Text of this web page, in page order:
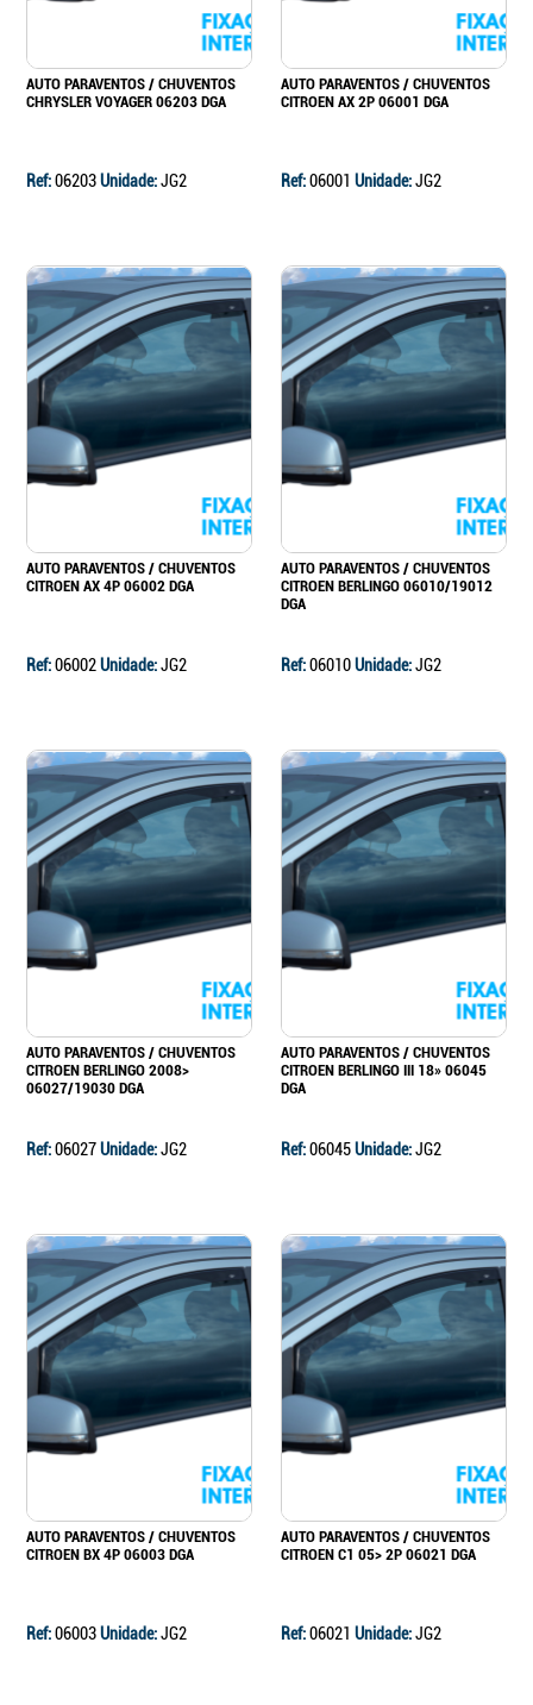
AUTO PARAVENTOS / CHUVENTOS
CHRYSLER VOYAGER 06203 DGA
Ref:06203Unidade:JG2
AUTO PARAVENTOS / CHUVENTOS
CITROEN AX 2P 06001 DGA
Ref:06001 Unidade:JG2
AUTO PARAVENTOS / CHUVENTOS
CITROEN AX 4P 06002 DGA
Ref:06002Unidade:JG2
AUTO PARAVENTOS / CHUVENTOS
CITROEN BERLINGO 06010/19012
DGA
Ref:06010Unidade:JG2
AUTO PARAVENTOS / CHUVENTOS
CITROEN BERLINGO 2008>
06027/19030 DGA
Ref:06027Unidade:JG2
AUTO PARAVENTOS / CHUVENTOS
CITROEN BERLINGO III 18» 06045
DGA
Ref:06045Unidade:JG2
AUTO PARAVENTOS / CHUVENTOS
CITROEN BX 4P 06003 DGA
Ref:06003Unidade:JG2
AUTO PARAVENTOS / CHUVENTOS
CITROEN C1 05> 2P 06021 DGA
Ref:06021 Unidade:JG2